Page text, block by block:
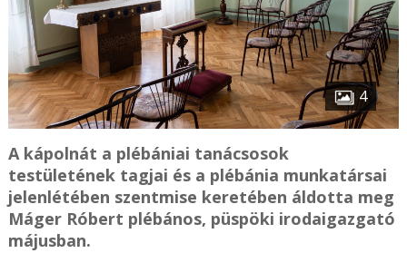
4
A kápolnát a plébániai tanácsosok
testületének tagjai és a plébánia munkatársai
jelenlétében szentmise keretében áldotta meg
Máger Róbert plébános, püspöki irodaigazgató
májusban.